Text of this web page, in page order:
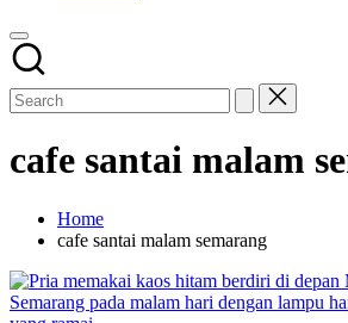
cafe santai malam
Home
cafe santai malam semarang